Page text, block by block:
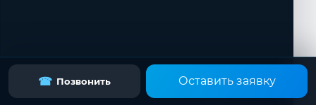
☎ Позвонить Оставить заявку